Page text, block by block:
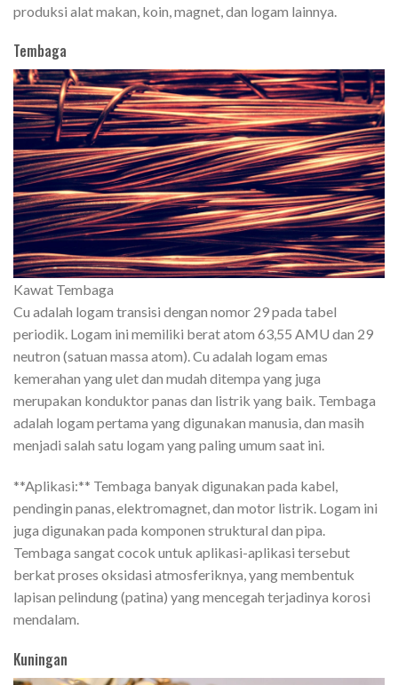
produksi alat makan, koin, magnet, dan logam lainnya.
Tembaga
Kawat Tembaga
Cu adalah logam transisi dengan nomor 29 pada tabel
periodik. Logam ini memiliki berat atom 63,55 AMU dan 29
neutron (satuan massa atom). Cu adalah logam emas
kemerahan yang ulet dan mudah ditempa yang juga
merupakan konduktor panas dan listrik yang baik. Tembaga
adalah logam pertama yang digunakan manusia, dan masih
menjadi salah satu logam yang paling umum saat ini.
**Aplikasi:** Tembaga banyak digunakan pada kabel,
pendingin panas, elektromagnet, dan motor listrik. Logam ini
juga digunakan pada komponen struktural dan pipa.
Tembaga sangat cocok untuk aplikasi-aplikasi tersebut
berkat proses oksidasi atmosferiknya, yang membentuk
lapisan pelindung (patina) yang mencegah terjadinya korosi
mendalam.
Kuningan